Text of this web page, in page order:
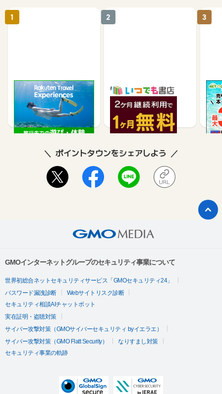
楽天トラベル観光体験
2.5%
1
いつでも書店
990
2
【
買取
3
ポイントタウンをシェアしよう
GMOインターネットグループのセキュリティ事業について
世界初総合ネットセキュリティサービス「GMOセキュリティ24」
パスワード漏洩診断
Webサイトリスク診断
セキュリティ相談AIチャットボット
実在証明・盗聴対策
サイバー攻撃対策（GMOサイバーセキュリティ byイエラエ）
サイバー攻撃対策（GMO Flatt Security）
なりすまし対策
セキュリティ事業の軌跡